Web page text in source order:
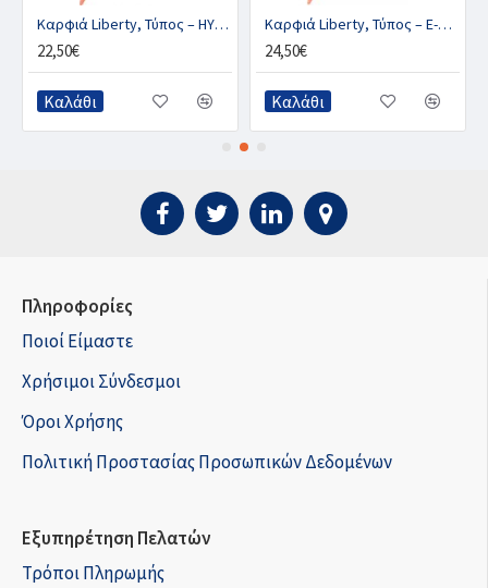
Καρφιά Liberty, Τύπος – HYBRID CU
22,50€
Καλάθι
Καρφιά Liberty, Τύπος – E-SLIM CU
24,50€
Καλάθι
Πληροφορίες
Ποιοί Είμαστε
Χρήσιμοι Σύνδεσμοι
Όροι Χρήσης
Πολιτική Προστασίας Προσωπικών Δεδομένων
Εξυπηρέτηση Πελατών
Τρόποι Πληρωμής